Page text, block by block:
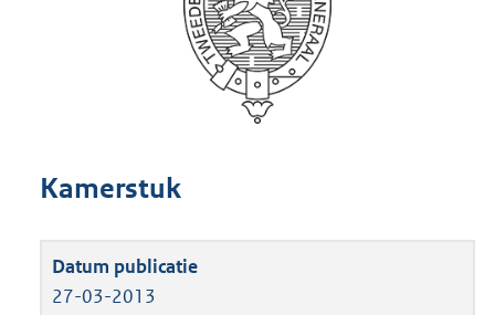
Kamerstuk
27-03-2013